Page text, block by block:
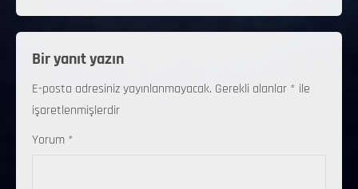
Bir yanıt yazın
E-posta adresiniz yayınlanmayacak. Gerekli alanlar * ile
işaretlenmişlerdir
Yorum *